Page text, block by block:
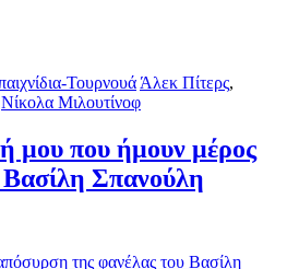
Τουρνουά Άλεκ Πίτερς,
Νίκολα Μιλουτίνοφ
μου που ήμουν μέρος
Βασίλη Σπανούλη
της φανέλας του Βασίλη